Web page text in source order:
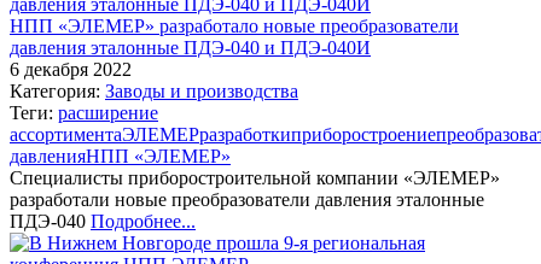
НПП «ЭЛЕМЕР» разработало новые преобразователи
давления эталонные ПДЭ-040 и ПДЭ-040И
6 декабря 2022
Категория: Заводы и производства
Теги: расширение
ассортиментаЭЛЕМЕРразработкиприборостроение
давленияНПП «ЭЛЕМЕР»
Специалисты приборостроительной компании «ЭЛЕМЕР»
разработали новые преобразователи давления эталонные
ПДЭ-040 Подробнее...